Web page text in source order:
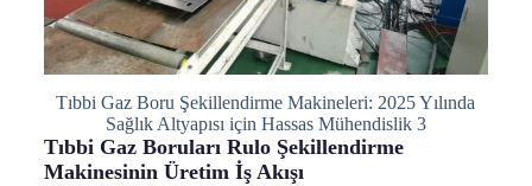
Tıbbi Gaz Boru Şekillendirme Makineleri: 2025 Yılında
Sağlık Altyapısı için Hassas Mühendislik 3
Tıbbi Gaz Boruları Rulo Şekillendirme
Makinesinin Üretim İş Akışı